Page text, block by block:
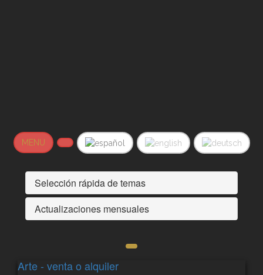
MENU
Selección rápida de temas
Actualizaciones mensuales
Arte - venta o alquiler